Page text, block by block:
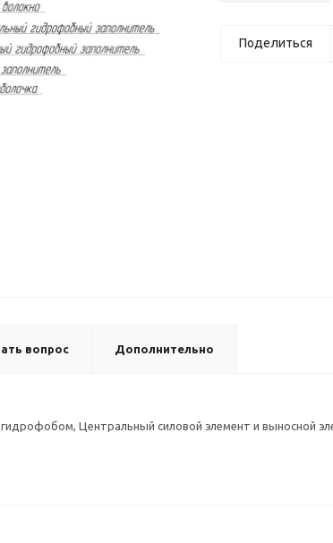
Поделиться
вопрос Дополнительно
Центральный силовой элемент и выносной